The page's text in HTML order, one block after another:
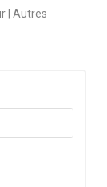
| Autres